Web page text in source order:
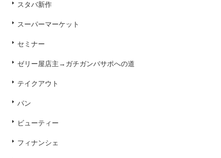
スタバ新作
スーパーマーケット
セミナー
ゼリー屋店主→ガチガンバサポへの道
テイクアウト
パン
ビューティー
フィナンシェ